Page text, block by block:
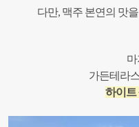
다만, 맥주 본연의 맛
가든테라
하이트